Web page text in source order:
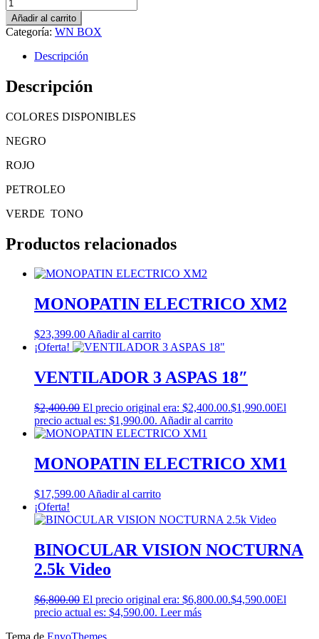
Añadir al carrito
Categoría: WN BOX
Descripción
Descripción
COLORES DISPONIBLES
NEGRO
ROJO
PETROLEO
VERDE TONO
Productos relacionados
MONOPATIN ELECTRICO XM2
$23,399.00 Añadir al carrito
¡Oferta!
VENTILADOR 3 ASPAS 18″
$2,400.00 El precio original era: $2,400.00.$1,990.00El
precio actual es: $1,990.00. Añadir al carrito
MONOPATIN ELECTRICO XM1
$17,599.00 Añadir al carrito
¡Oferta!
BINOCULAR VISION NOCTURNA
2.5k Video
$6,800.00 El precio original era: $6,800.00.$4,590.00El
precio actual es: $4,590.00. Leer más
Tema de EnvoThemes